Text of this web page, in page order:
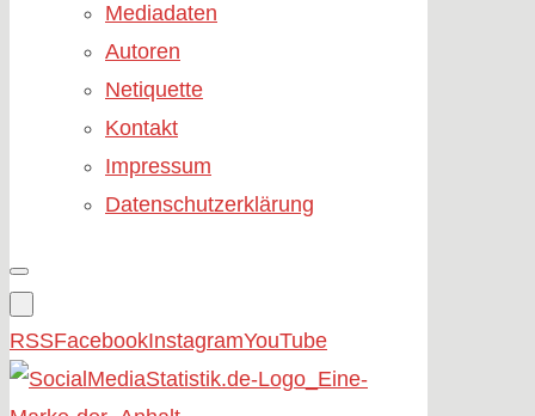
Mediadaten
Autoren
Netiquette
Kontakt
Impressum
Datenschutzerklärung
RSSFacebookInstagramYouTube